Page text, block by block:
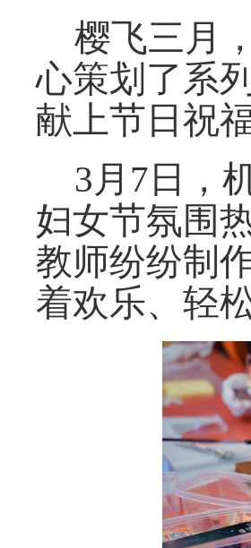
樱飞三月
心策划了系
献上节日祝福
3月7日，
妇女节氛围
教师纷纷制
着欢乐、轻